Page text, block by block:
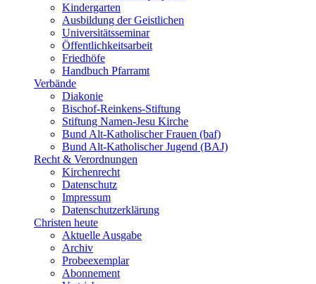
Kindergarten
Ausbildung der Geistlichen
Universitätsseminar
Öffentlichkeitsarbeit
Friedhöfe
Handbuch Pfarramt
Verbände
Diakonie
Bischof-Reinkens-Stiftung
Stiftung Namen-Jesu Kirche
Bund Alt-Katholischer Frauen (baf)
Bund Alt-Katholischer Jugend (BAJ)
Recht & Verordnungen
Kirchenrecht
Datenschutz
Impressum
Datenschutzerklärung
Christen heute
Aktuelle Ausgabe
Archiv
Probeexemplar
Abonnement